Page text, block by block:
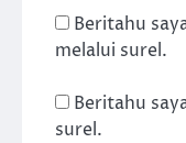
Beritahu
melalui surel.
Beritahu
surel.